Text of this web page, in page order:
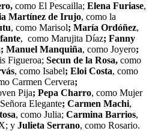
como El Pescailla; Elena Furiase,
Martínez de Irujo, como la
, como Marisol; María Ordóñez,
, como Marujita Díaz; Fanny
; Manuel Manquiña, como Joyero;
Figueroa; Secun de la Rosa, como
, como Isabel; Eloi Costa, como
Carmen Cervera;
Pija; Pepa Charro, como Mujer
Señora Elegante; Carmen Machi,
, como Julia; Carmina Barrios,
y Julieta Serrano, como Rosario.